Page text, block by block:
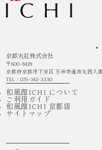
京都丸紅株式会社
〒600-8429
京都府京都市下京区 万寿寺通烏丸西入
TEL：075-342-3330
和風館ICHI について
ご利用ガイド
和風館ICHI 京都店
サイトマップ